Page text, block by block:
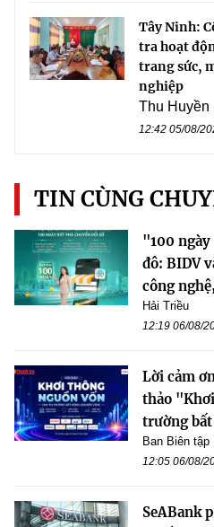
Tây Ninh:
tra hoạt
trang sức,
nghiệp
Thu Huyền
12:42 05/08/
TIN CÙNG
"100
đô: BIDV
công
Hải Triều
12:19 06/08/
Lời cảm
thảo
trường
Ban Biên tập
12:05 06/08/
SeABank